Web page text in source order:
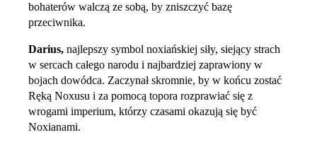
bohaterów walczą ze sobą, by zniszczyć bazę
przeciwnika.
Darius, najlepszy symbol noxiańskiej siły, siejący strach
w sercach całego narodu i najbardziej zaprawiony w
bojach dowódca. Zaczynał skromnie, by w końcu zostać
Ręką Noxusu i za pomocą topora rozprawiać się z
wrogami imperium, którzy czasami okazują się być
Noxianami.